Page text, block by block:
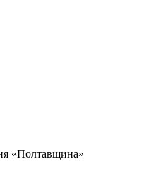
«Полтавщина»